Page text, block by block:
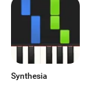
Synthesia